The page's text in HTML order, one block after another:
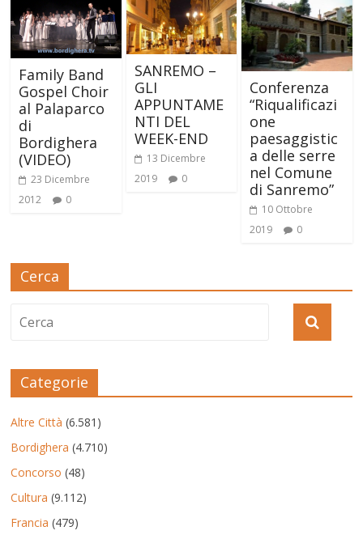
Family Band
Gospel Choir
al Palaparco
di
Bordighera
(VIDEO)
23 Dicembre
2012
0
SANREMO –
GLI
APPUNTAME
NTI DEL
WEEK-END
13 Dicembre
2019
0
Conferenza
“Riqualificazi
one
paesaggistic
a delle serre
nel Comune
di Sanremo”
10 Ottobre
2019
0
Cerca
Categorie
Altre Città (6.581)
Bordighera (4.710)
Concorso (48)
Cultura (9.112)
Francia (479)